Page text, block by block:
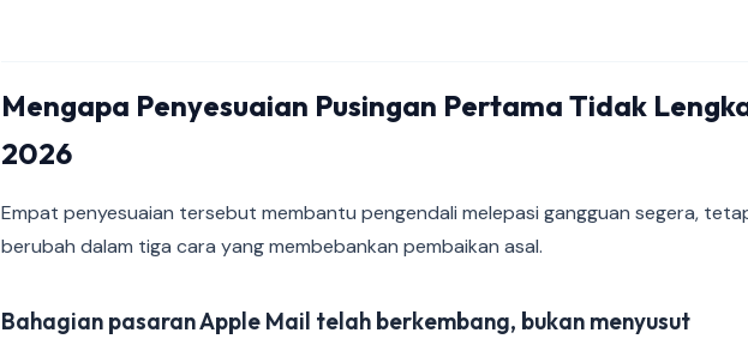
Mengapa Penyesuaian Pusingan Pertama Tidak
2026
Empat penyesuaian tersebut membantu pengendali melepasi gangguan segera,
berubah dalam tiga cara yang membebankan pembaikan asal.
Bahagian pasaran Apple Mail telah berkembang, bukan menyusut